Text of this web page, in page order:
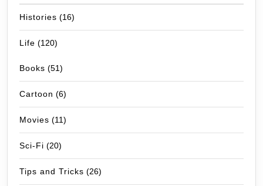
Histories (16)
Life (120)
Books (51)
Cartoon (6)
Movies (11)
Sci-Fi (20)
Tips and Tricks (26)